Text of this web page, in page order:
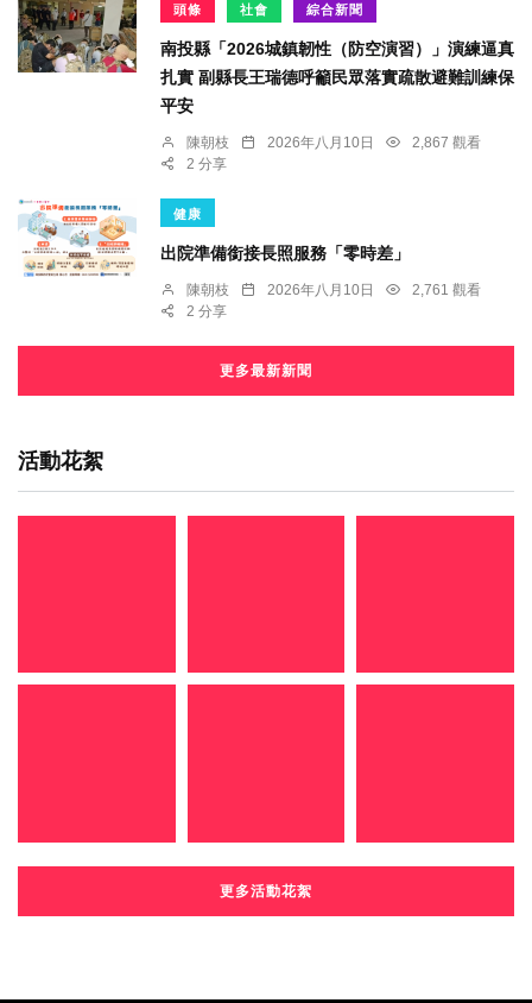
頭條 社會 綜合新聞
南投縣「2026城鎮韌性（防空演習）」演練逼真
扎實 副縣長王瑞德呼籲民眾落實疏散避難訓練保
平安
陳朝枝 2026年八月10日
2,867 觀看
2 分享
健康
出院準備銜接長照服務「零時差」
陳朝枝 2026年八月10日
2,761 觀看
2 分享
更多最新新聞
活動花絮
更多活動花絮